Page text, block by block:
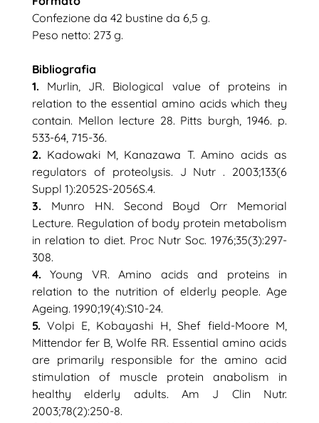
Confezione da 42 bustine da 6,5 g.
Peso netto: 273 g.
Bibliografia
1. Murlin, JR. Biological value of proteins in
relation to the essential amino acids which they
contain. Mellon lecture 28. Pitts burgh, 1946. p.
533-64, 715-36.
2. Kadowaki M, Kanazawa T. Amino acids as
regulators of proteolysis. J Nutr . 2003;133(6
Suppl 1):2052S-2056S.4.
3. Munro HN. Second Boyd Orr Memorial
Lecture. Regulation of body protein metabolism
in relation to diet. Proc Nutr Soc. 1976;35(3):297-
308.
4. Young VR. Amino acids and proteins in
relation to the nutrition of elderly people. Age
Ageing. 1990;19(4):S10-24.
5. Volpi E, Kobayashi H, Shef field-Moore M,
Mittendor fer B, Wolfe RR. Essential amino acids
are primarily responsible for the amino acid
stimulation of muscle protein anabolism in
healthy elderly adults. Am J Clin Nutr.
2003;78(2):250-8.